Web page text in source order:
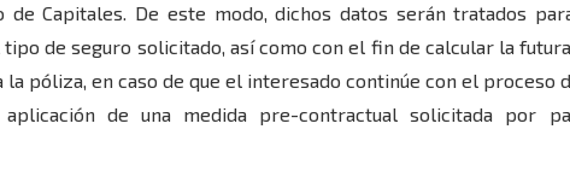
de Capitales. De este modo, dichos datos serán tratados
de seguro solicitado, así como con el fin de calcular la
póliza, en caso de que el interesado continúe con el proceso
de una medida pre-contractual solicitada por